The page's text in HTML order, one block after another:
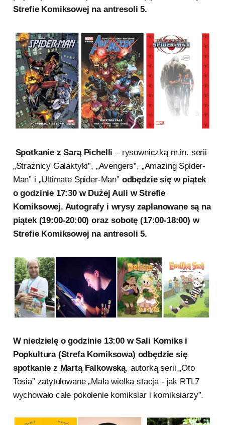
Strefie Komiksowej na antresoli 5.
Spotkanie z Sarą Pichelli – rysowniczką m.in. serii
„Strażnicy Galaktyki”, „Avengers”, „Amazing Spider-
Man” i „Ultimate Spider-Man” odbędzie się w piątek
o godzinie 17:30 w Dużej Auli w Strefie
Komiksowej. Autografy i wrysy zaplanowane są na
piątek (19:00-20:00) oraz sobotę (17:00-18:00) w
Strefie Komiksowej na antresoli 5.
W niedzielę o godzinie 13:00 w Sali Komiks i
Popkultura (Strefa Komiksowa) odbędzie się
spotkanie z Martą Falkowską, autorką serii „Oto
Tosia” zatytułowane „Mała wielka stacja - jak RTL7
wychowało całe pokolenie komiksiar i komiksiarzy”.